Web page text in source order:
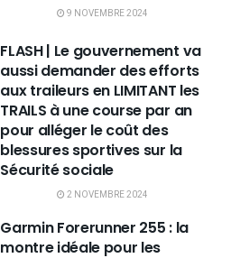
9 NOVEMBRE 2024
FLASH | Le gouvernement va
aussi demander des efforts
aux traileurs en LIMITANT les
TRAILS à une course par an
pour alléger le coût des
blessures sportives sur la
Sécurité sociale
2 NOVEMBRE 2024
Garmin Forerunner 255 : la
montre idéale pour les